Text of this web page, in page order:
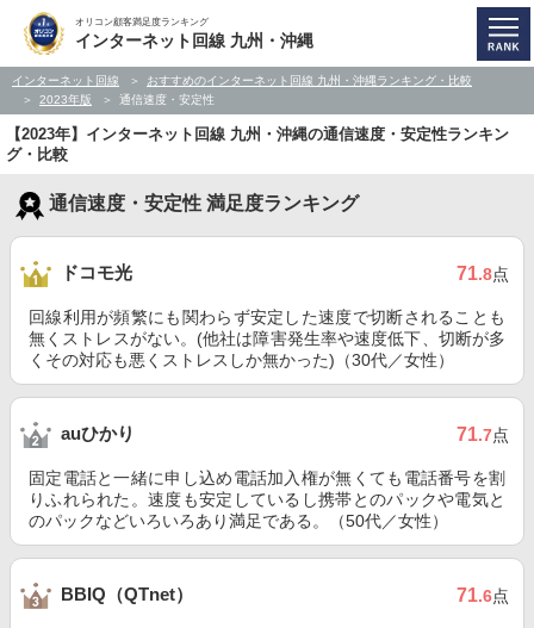
オリコン顧客満足度ランキング
インターネット回線 九州・沖縄
インターネット回線
おすすめのインターネット回線 九州・沖縄ランキング・比較
2023年版
通信速度・安定性
【2023年】インターネット回線 九州・沖縄の通信速度・安定性ランキン
グ・比較
通信速度・安定性 満足度ランキング
ドコモ光 71.8点
回線利用が頻繁にも関わらず安定した速度で切断されることも
無くストレスがない。(他社は障害発生率や速度低下、切断が多
くその対応も悪くストレスしか無かった)（30代／女性）
auひかり 71.7点
固定電話と一緒に申し込め電話加入権が無くても電話番号を割
りふれられた。速度も安定しているし携帯とのパックや電気と
のパックなどいろいろあり満足である。（50代／女性）
BBIQ（QTnet） 71.6点